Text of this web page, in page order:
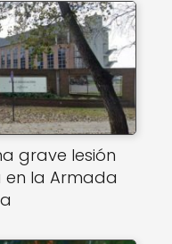
grave lesión
la Armada